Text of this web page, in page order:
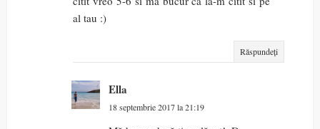
al tau :)
Răspundeți
Ella
18 septembrie 2017 la 21:19